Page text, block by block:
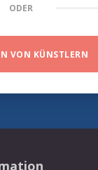
ODER
VON KÜNSTLERN